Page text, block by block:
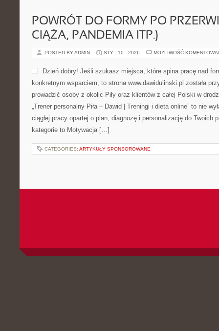
POWRÓT DO FORMY PO
CIĄŻA, PANDEMIA ITP.)
POSTED BY ADMIN STY - 10 - 2026 MOŻLIWOŚĆ
Dzień dobry! Jeśli szukasz miejsca, które spina pracę nad
konkretnym wsparciem, to strona www.dawidulinski.pl została
prowadzić osoby z okolic Piły oraz klientów z całej Polski w
„Trener personalny Piła – Dawid | Treningi i dieta online” to nie
ciągłej pracy opartej o plan, diagnozę i personalizację do Twoich
kategorie to Motywacja […]
CATEGORIES: ARTYKUŁY SPONSOROWANE